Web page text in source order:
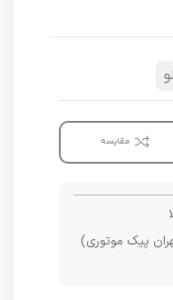
مقایسه
پیک موتوری)